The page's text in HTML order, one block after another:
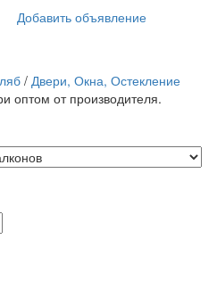
Добавить объявление
/ Двери, Окна, Остекление
оптом от производителя.